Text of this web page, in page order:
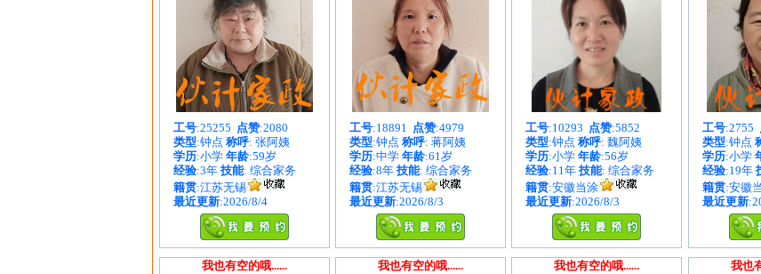
工号:25255 点赞:2080
类型:钟点 称呼: 张阿姨
学历:小学 年龄:59岁
经验:3年 技能: 综合家务
籍贯:江苏无锡
最近更新:2026/8/4
工号:18891 点赞:4979
类型:钟点 称呼: 蒋阿姨
学历:中学 年龄:61岁
经验:8年 技能: 综合家务
籍贯:江苏无锡
最近更新:2026/8/3
工号:10293 点赞:5852
类型:钟点 称呼: 魏阿姨
学历:小学 年龄:56岁
经验:11年 技能: 综合家务
籍贯:安徽当涂
最近更新:2026/8/3
工号:2755
类型:钟点
学历:小学
经验:19年
籍贯:安徽
最近更新
我也有空的哦...... 我也有空的哦...... 我也有空的哦...... 我也